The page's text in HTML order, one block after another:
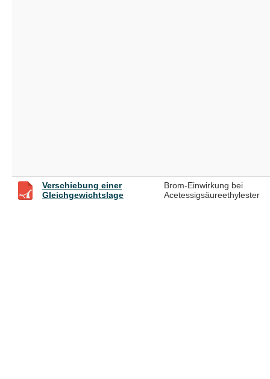
Verschiebung einer
Gleichgewichtslage
Brom-Einwirkung bei
Acetessigsäureethylester